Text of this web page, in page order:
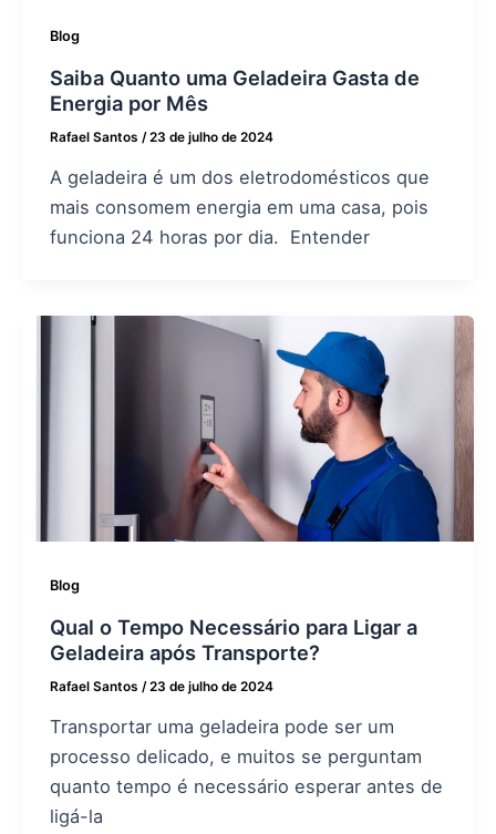
Blog
Saiba Quanto uma Geladeira Gasta de
Energia por Mês
Rafael Santos /23 de julho de 2024
A geladeira é um dos eletrodomésticos que
mais consomem energia em uma casa, pois
funciona 24 horas por dia. Entender
Blog
Qual o Tempo Necessário para Ligar a
Geladeira após Transporte?
Rafael Santos /23 de julho de 2024
Transportar uma geladeira pode ser um
processo delicado, e muitos se perguntam
quanto tempo é necessário esperar antes de
ligá-la